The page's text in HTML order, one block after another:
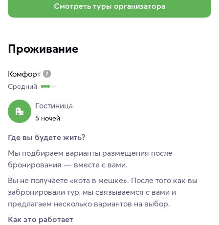
Смотреть туры организатора
Проживание
Комфорт
Средний
Гостиница
5 ночей
Где вы будете жить?
Мы подбираем варианты размещения после
бронирования — вместе с вами.
Вы не получаете «кота в мешке». После того как вы
забронировали тур, мы связываемся с вами и
предлагаем несколько вариантов на выбор.
Как это работает